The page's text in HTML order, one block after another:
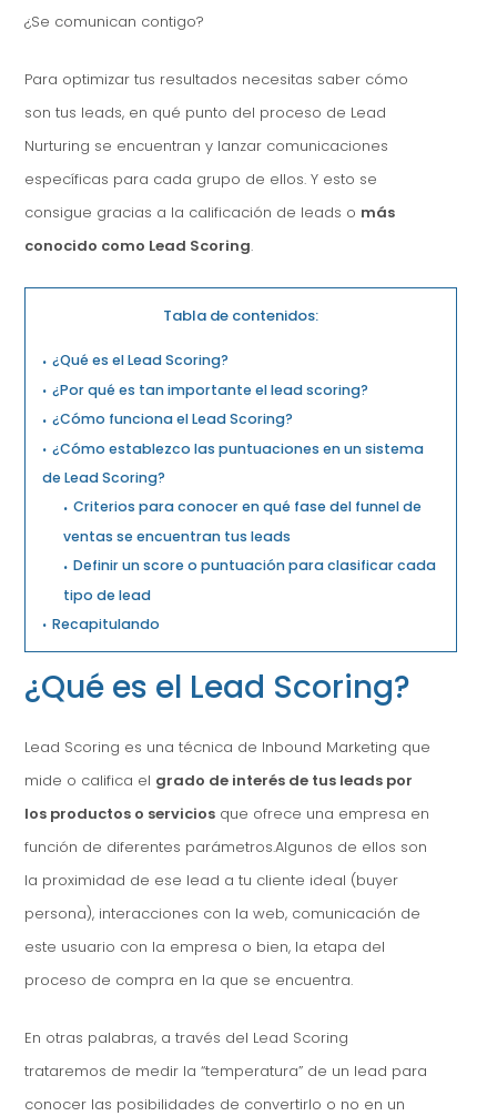
¿Se comunican contigo?
Para optimizar tus resultados necesitas saber cómo
son tus leads, en qué punto del proceso de Lead
Nurturing se encuentran y lanzar comunicaciones
específicas para cada grupo de ellos. Y esto se
consigue gracias a la calificación de leads o más
conocido como Lead Scoring.
Tabla de contenidos:
¿Qué es el Lead Scoring?
¿Por qué es tan importante el lead scoring?
¿Cómo funciona el Lead Scoring?
¿Cómo establezco las puntuaciones en un sistema
de Lead Scoring?
Criterios para conocer en qué fase del funnel de
ventas se encuentran tus leads
Definir un score o puntuación para clasificar cada
tipo de lead
Recapitulando
¿Qué es el Lead Scoring?
Lead Scoring es una técnica de Inbound Marketing que
mide o califica el grado de interés de tus leads por
los productos o servicios que ofrece una empresa en
función de diferentes parámetros.Algunos de ellos son
la proximidad de ese lead a tu cliente ideal (buyer
persona), interacciones con la web, comunicación de
este usuario con la empresa o bien, la etapa del
proceso de compra en la que se encuentra.
En otras palabras, a través del Lead Scoring
trataremos de medir la “temperatura” de un lead para
conocer las posibilidades de convertirlo o no en un